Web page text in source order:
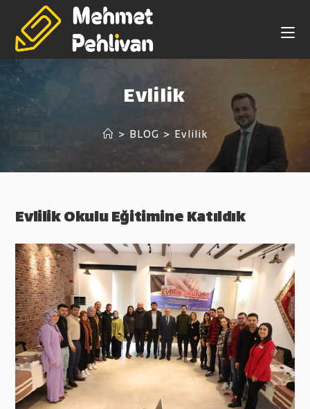
content
Evlilik
> BLOG > Evlilik
Evlilik Okulu Eğitimine Katıldık